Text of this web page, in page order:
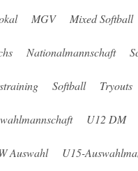
MGV Mixed Softball
Nationalmannschaft
Softball Tryouts
U12 DM
Auswahl U15-